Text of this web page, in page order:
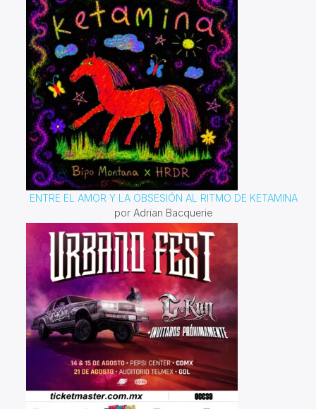
ENTRE EL AMOR Y LA OBSESIÓN AL RITMO DE KETAMINA
por Adrian Bacquerie